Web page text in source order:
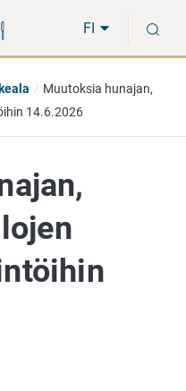
FI
Muutoksia hunajan,
14.6.2026